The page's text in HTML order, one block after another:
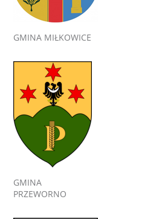
GMINA MIŁKOWICE
GMINA
PRZEWORNO